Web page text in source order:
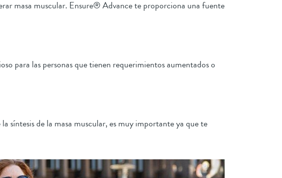
masa muscular. Ensure® Advance te proporciona una fuente
para las personas que tienen requerimientos aumentados o
de la masa muscular, es muy importante ya que te